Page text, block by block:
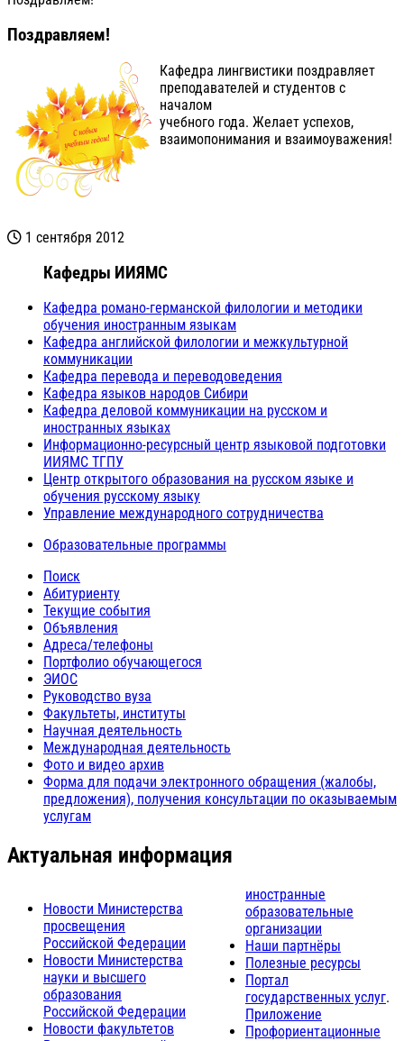
Поздравляем!
Кафедра лингвистики поздравляет
преподавателей и студентов с
началом
учебного года. Желает успехов,
взаимопонимания и взаимоуважения!
1 сентября 2012
Кафедры ИИЯМС
Кафедра романо-германской филологии и методики
обучения иностранным языкам
Кафедра английской филологии и межкультурной
коммуникации
Кафедра перевода и переводоведения
Кафедра языков народов Сибири
Кафедра деловой коммуникации на русском и
иностранных языках
Информационно-ресурсный центр языковой подготовки
ИИЯМС ТГПУ
Центр открытого образования на русском языке и
обучения русскому языку
Управление международного сотрудничества
Образовательные программы
Поиск
Абитуриенту
Текущие события
Объявления
Адреса/телефоны
Портфолио обучающегося
ЭИОС
Руководство вуза
Факультеты, институты
Научная деятельность
Международная деятельность
Фото и видео архив
Форма для подачи электронного обращения (жалобы,
предложения), получения консультации по оказываемым
услугам
Актуальная информация
Новости Министерства
просвещения
Российской Федерации
Новости Министерства
науки и высшего
образования
Российской Федерации
Новости факультетов
иностранные
образовательные
организации
Наши партнёры
Полезные ресурсы
Портал
государственных услуг.
Приложение
Профориентационные